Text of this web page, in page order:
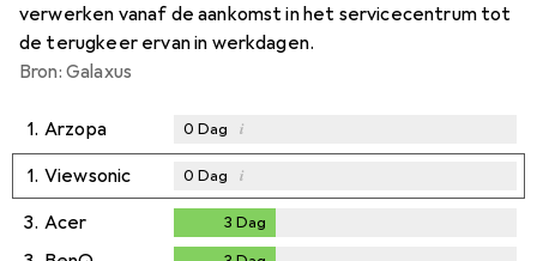
verwerken vanaf de aankomst in het servicecentrum tot
de terugkeer ervan in werkdagen.
Bron: Galaxus
1. Arzopa 0 Dag i
1. Viewsonic 0 Dag i
3. Acer 3 Dag